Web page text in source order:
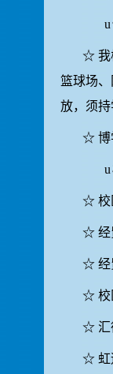
u
☆ 我
篮球场
放，须
☆ 博
u
☆ 校
☆ 经
☆ 经
☆ 校
☆
☆